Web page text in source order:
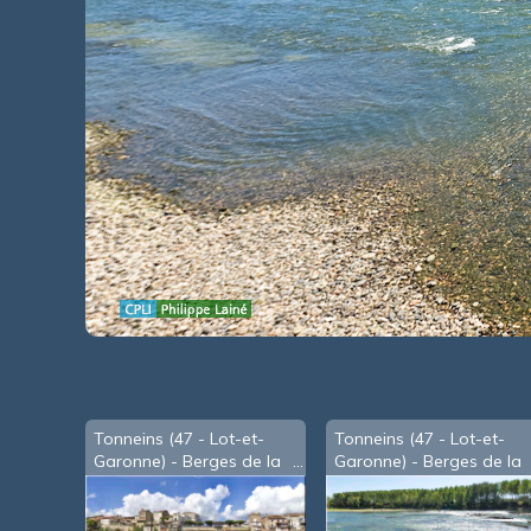
Tonneins (47 - Lot-et-
Garonne) - Berges de la
Garonne en basses-eaux
Tonneins (47 - Lot-et-
Garonne) - Berges de la
Garonne au lieu-dit 'les
Roches'